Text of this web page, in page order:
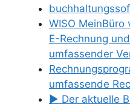
WISO MeinBüro
E-Rechnung
umfassender
umfassende
▶ Der aktuelle